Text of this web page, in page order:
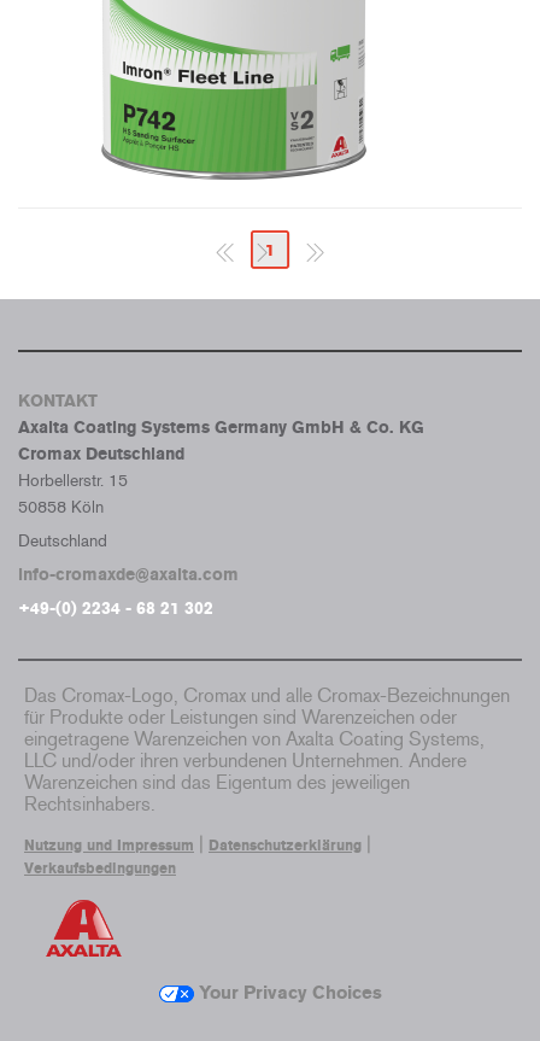
1
KONTAKT
Axalta Coating Systems Germany GmbH & Co. KG
Cromax Deutschland
Horbellerstr. 15
50858 Köln
Deutschland
info-cromaxde@axalta.com
+49-(0) 2234 - 68 21 302
Das Cromax-Logo, Cromax und alle Cromax-Bezeichnungen
für Produkte oder Leistungen sind Warenzeichen oder
eingetragene Warenzeichen von Axalta Coating Systems,
LLC und/oder ihren verbundenen Unternehmen. Andere
Warenzeichen sind das Eigentum des jeweiligen
Rechtsinhabers.
Nutzung und Impressum Datenschutzerklärung
Verkaufsbedingungen
Your Privacy Choices